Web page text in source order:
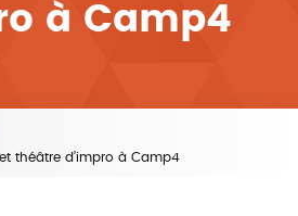
à Camp4
et théâtre d’impro à Camp4